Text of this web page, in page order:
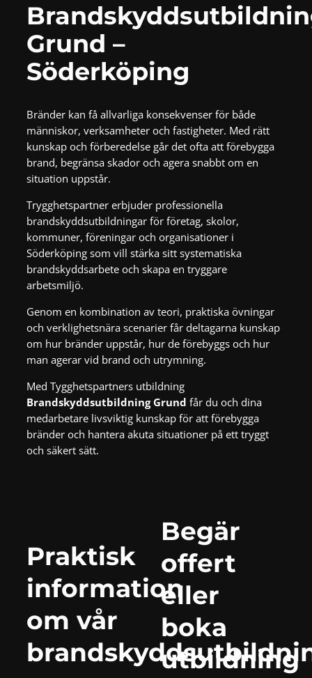
Grund –
Söderköping
Bränder kan få allvarliga konsekvenser för både
människor, verksamheter och fastigheter. Med rätt
kunskap och förberedelse går det ofta att förebygga
brand, begränsa skador och agera snabbt om en
situation uppstår.
Trygghetspartner erbjuder professionella
brandskyddsutbildningar för företag, skolor,
kommuner, föreningar och organisationer i
Söderköping som vill stärka sitt systematiska
brandskyddsarbete och skapa en tryggare
arbetsmiljö.
Genom en kombination av teori, praktiska övningar
och verklighetsnära scenarier får deltagarna kunskap
om hur bränder uppstår, hur de förebyggs och hur
man agerar vid brand och utrymning.
Med Tygghetspartners utbildning
Brandskyddsutbildning Grund får du och dina
medarbetare livsviktig kunskap för att förebygga
bränder och hantera akuta situationer på ett tryggt
och säkert sätt.
Praktisk
information
om vår
Begär
offert
eller
boka
utbildning